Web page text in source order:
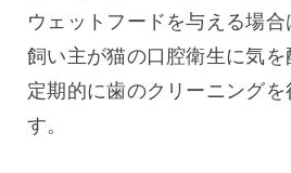
ウェットフードを与える場合
飼い主が猫の口腔衛生に気を
定期的に歯のクリーニングを
す。